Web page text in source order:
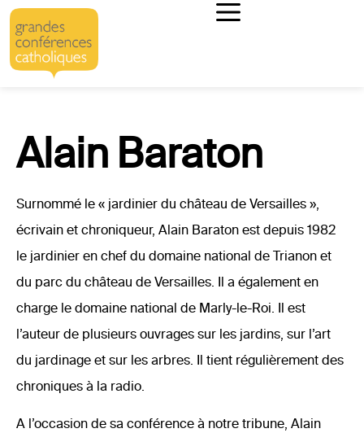
Alain Baraton
Surnommé le « jardinier du château de Versailles »,
écrivain et chroniqueur, Alain Baraton est depuis 1982
le jardinier en chef du domaine national de Trianon et
du parc du château de Versailles. Il a également en
charge le domaine national de Marly-le-Roi. Il est
l’auteur de plusieurs ouvrages sur les jardins, sur l’art
du jardinage et sur les arbres. Il tient régulièrement des
chroniques à la radio.
A l’occasion de sa conférence à notre tribune, Alain